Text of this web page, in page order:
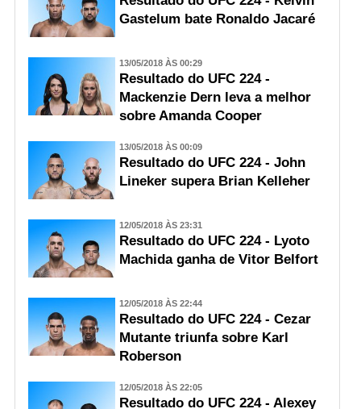
Gastelum bate Ronaldo Jacaré
13/05/2018 ÀS 00:29
Resultado do UFC 224 -
Mackenzie Dern leva a melhor
sobre Amanda Cooper
13/05/2018 ÀS 00:09
Resultado do UFC 224 - John
Lineker supera Brian Kelleher
12/05/2018 ÀS 23:31
Resultado do UFC 224 - Lyoto
Machida ganha de Vitor Belfort
12/05/2018 ÀS 22:44
Resultado do UFC 224 - Cezar
Mutante triunfa sobre Karl
Roberson
12/05/2018 ÀS 22:05
Resultado do UFC 224 - Alexey